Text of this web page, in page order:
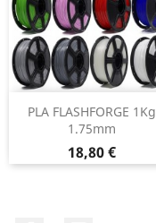
PLA FLASHFORGE 1Kg
1.75mm
Preço
18,80 €